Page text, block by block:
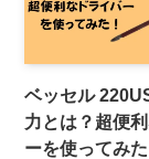
ベッセル
力とは？超便
ーを使ってみた